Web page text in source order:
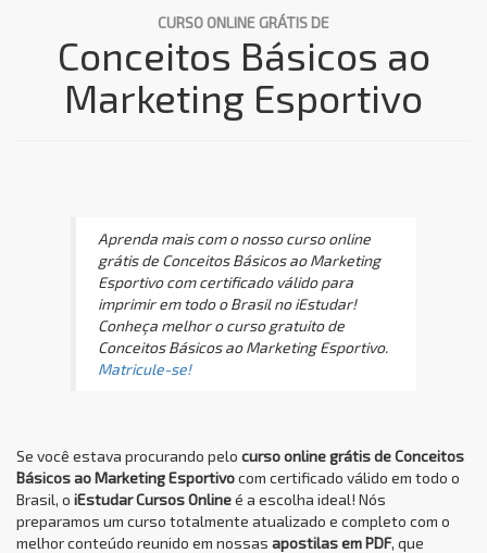
CURSO ONLINE GRÁTIS DE
Conceitos Básicos ao
Marketing Esportivo
Aprenda mais com o nosso curso online
grátis de Conceitos Básicos ao Marketing
Esportivo com certificado válido para
imprimir em todo o Brasil no iEstudar!
Conheça melhor o curso gratuito de
Conceitos Básicos ao Marketing Esportivo.
Matricule-se!
Se você estava procurando pelo curso online grátis de Conceitos
Básicos ao Marketing Esportivocom certificado válido em todo o
Brasil, o iEstudar Cursos Onlineé a escolha ideal! Nós
preparamos um curso totalmente atualizado e completo com o
melhor conteúdo reunido em nossas apostilas em PDF, que